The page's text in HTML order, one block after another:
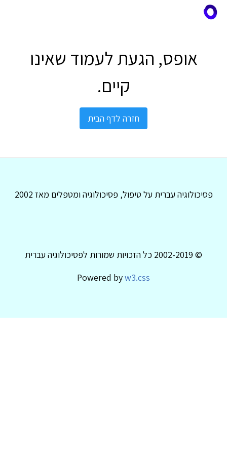
אופס, הגעת לעמוד שאינו
קיים.
חזרה לדף הבית
פסיכולוגיה עברית על טיפול, פסיכולוגיה ומטפלים מאז 2002
© 2002-2019 כל הזכויות שמורות לפסיכולוגיה עברית
Powered byw3.css